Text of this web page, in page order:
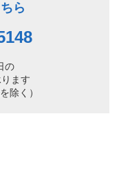
ら
の
ます
除く）